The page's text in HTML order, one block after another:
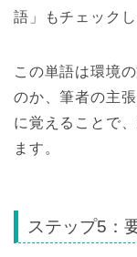
語」もチェックし
この単語は環境
のか、筆者の主
に覚えることで
ます。
ステップ5：